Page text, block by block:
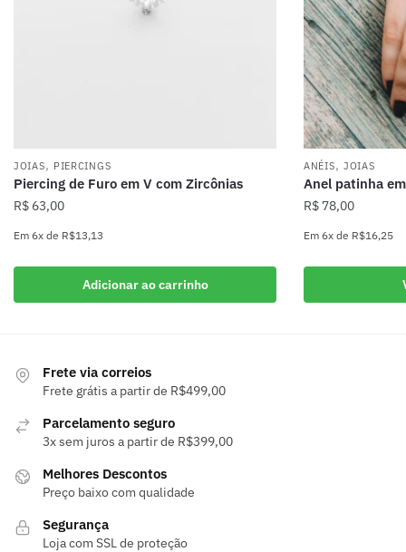
JOIAS, PIERCINGS
Piercing de Furo em V com Zircônias
R$ 63,00
Em 6x de R$13,13
Adicionar ao carrinho
ANÉIS, JOIAS
Anel patinha
R$ 78,00
Em 6x de R$16,25
tem
Frete via correios
Frete grátis a partir de R$499,00
Parcelamento seguro
3x sem juros a partir de R$399,00
Melhores Descontos
Preço baixo com qualidade
Segurança
Loja com SSL de proteção